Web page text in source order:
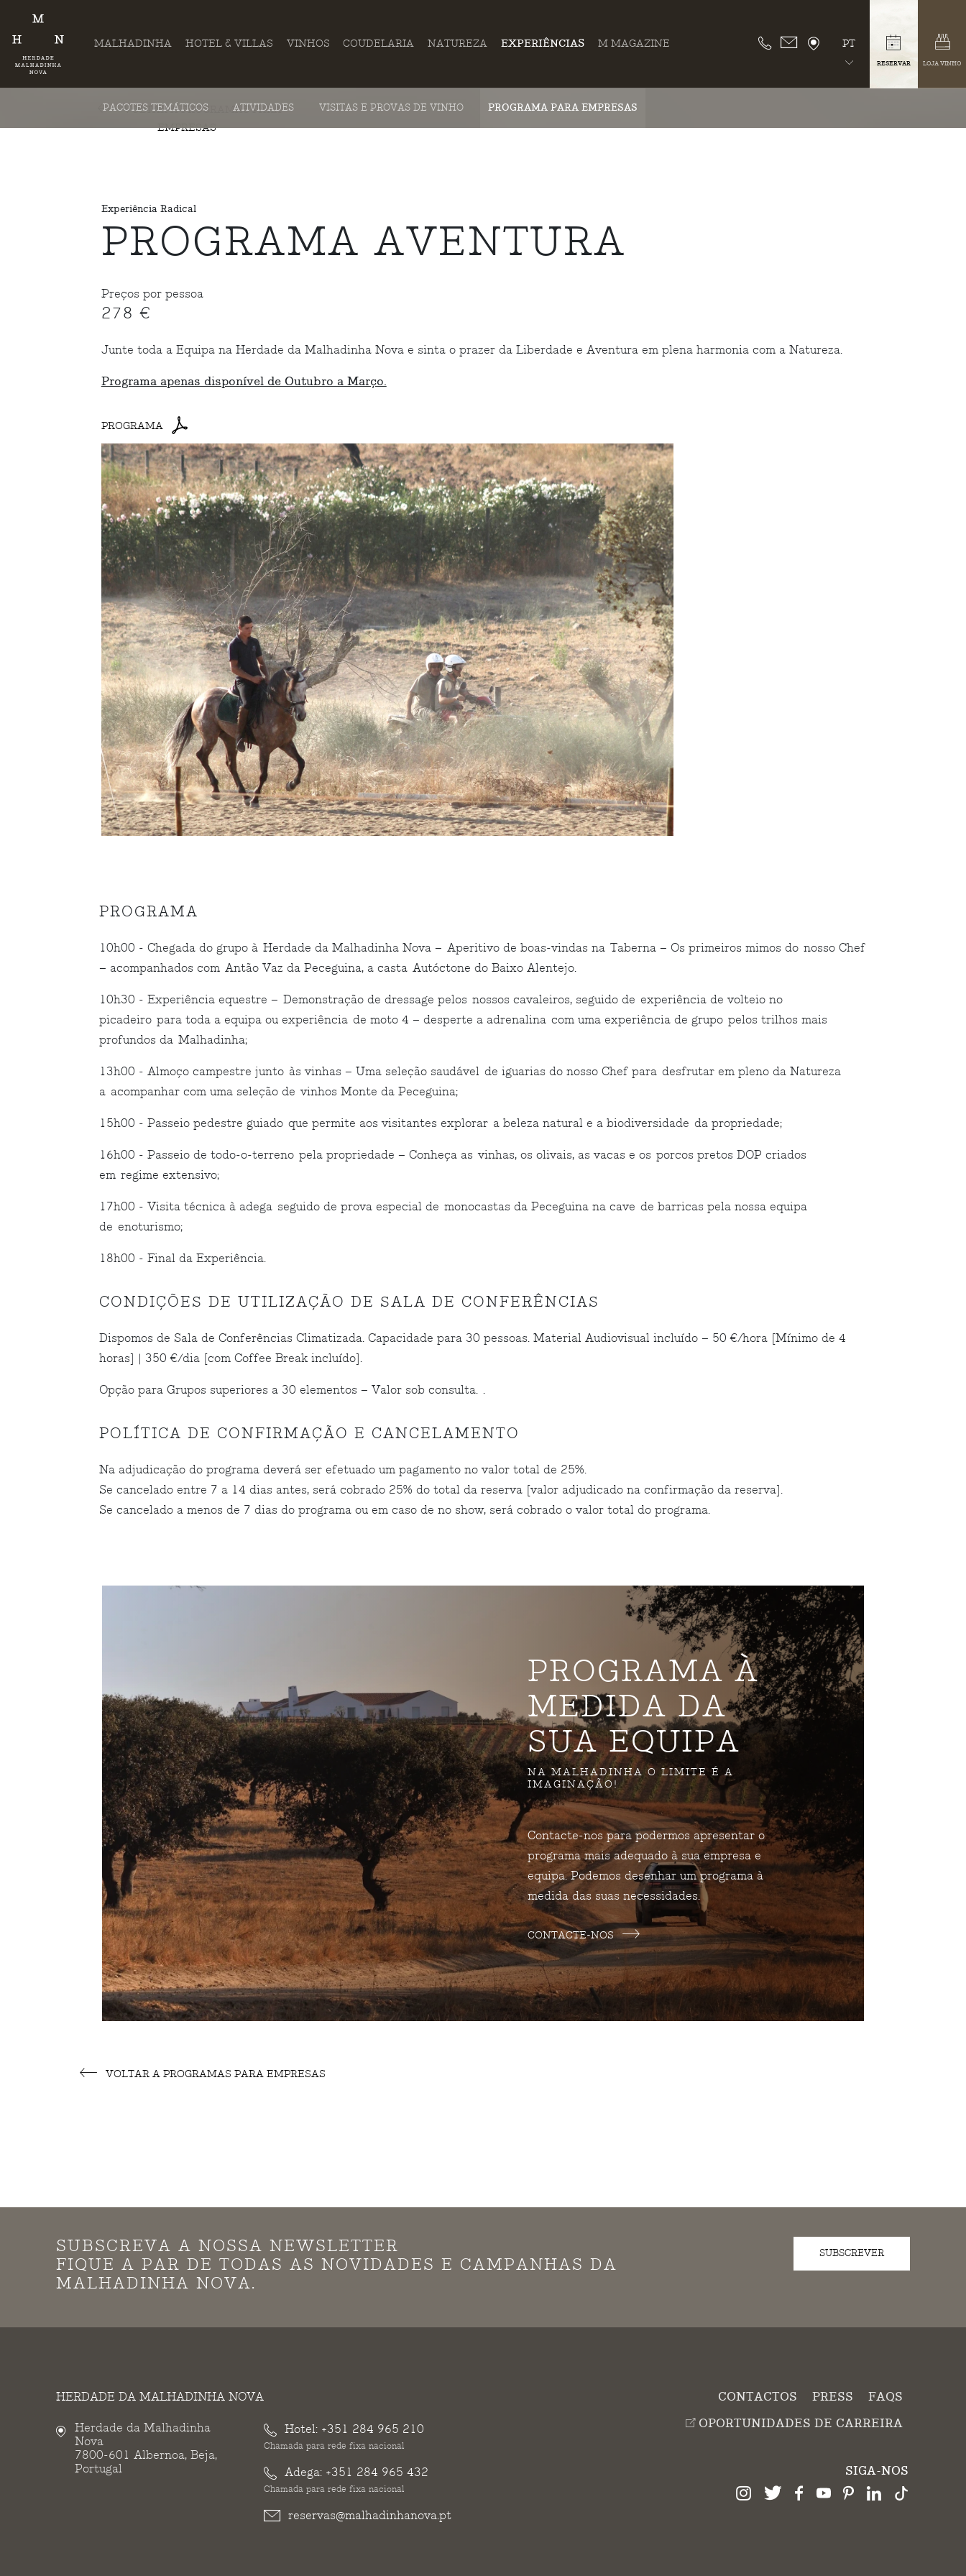
MALHADINHA HOTEL & VILLAS VINHOS COUDELARIA NATUREZA EXPERIÊNCIAS
PACOTES TEMÁTICOS ATIVIDADES VISITAS E PROVAS DE VINHO PROGRAMA PARA EMPRESAS
M MAGAZINE PT
RESERVAR LOJA VINHO
VOLTAR A PROGRAMAS PARA
EMPRESAS
Experiência Radical
PROGRAMA AVENTURA
Preços por pessoa
278 €
Junte toda a Equipa na Herdade da Malhadinha Nova e sinta o prazer da Liberdade e Aventura em plena harmonia com a Natureza.
Programa apenas disponível de Outubro a Março.
PROGRAMA
PROGRAMA
10h00 - Chegada do grupo à Herdade da Malhadinha Nova – Aperitivo de boas-vindas na Taberna – Os primeiros mimos do nosso Chef
– acompanhados com Antão Vaz da Peceguina, a casta Autóctone do Baixo Alentejo.
10h30 - Experiência equestre – Demonstração de dressage pelos nossos cavaleiros, seguido de experiência de volteio no
picadeiro para toda a equipa ou experiência de moto 4 – desperte a adrenalina com uma experiência de grupo pelos trilhos mais
profundos da Malhadinha;
13h00 - Almoço campestre junto às vinhas – Uma seleção saudável de iguarias do nosso Chef para desfrutar em pleno da Natureza
a acompanhar com uma seleção de vinhos Monte da Peceguina;
15h00 - Passeio pedestre guiado que permite aos visitantes explorar a beleza natural e a biodiversidade da propriedade;
16h00 - Passeio de todo-o-terreno pela propriedade – Conheça as vinhas, os olivais, as vacas e os porcos pretos DOP criados
em regime extensivo;
17h00 - Visita técnica à adega seguido de prova especial de monocastas da Peceguina na cave de barricas pela nossa equipa
de enoturismo;
18h00 - Final da Experiência.
CONDIÇÕES DE UTILIZAÇÃO DE SALA DE CONFERÊNCIAS
Dispomos de Sala de Conferências Climatizada. Capacidade para 30 pessoas. Material Audiovisual incluído – 50 €/hora [Mínimo de 4
horas] | 350 €/dia [com Coffee Break incluído].
Opção para Grupos superiores a 30 elementos – Valor sob consulta. .
POLÍTICA DE CONFIRMAÇÃO E CANCELAMENTO
Na adjudicação do programa deverá ser efetuado um pagamento no valor total de 25%.
Se cancelado entre 7 a 14 dias antes, será cobrado 25% do total da reserva [valor adjudicado na confirmação da reserva].
Se cancelado a menos de 7 dias do programa ou em caso de no show, será cobrado o valor total do programa.
PROGRAMA À
MEDIDA DA
SUA EQUIPA
NA MALHADINHA O LIMITE É A
IMAGINAÇÃO!
Contacte-nos para podermos apresentar o
programa mais adequado à sua empresa e
equipa. Podemos desenhar um programa à
medida das suas necessidades.
CONTACTE-NOS
VOLTAR A PROGRAMAS PARA EMPRESAS
SUBSCREVA A NOSSA NEWSLETTER
FIQUE A PAR DE TODAS AS NOVIDADES E CAMPANHAS DA
MALHADINHA NOVA.
SUBSCREVER
HERDADE DA MALHADINHA NOVA
Herdade da Malhadinha
Nova
7800-601 Albernoa, Beja,
Portugal
Hotel: +351 284 965 210
Chamada para rede fixa nacional
Adega: +351 284 965 432
Chamada para rede fixa nacional
reservas@malhadinhanova.pt
CONTACTOS PRESS
FAQS
OPORTUNIDADES DE CARREIRA
SIGA-NOS